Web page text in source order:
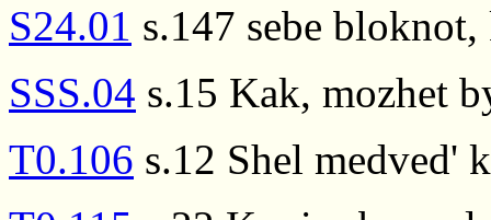
S24.01 s.147 sebe
SSS.04 s.15 Kak, mozhet
T0.106 s.12 Shel medved'